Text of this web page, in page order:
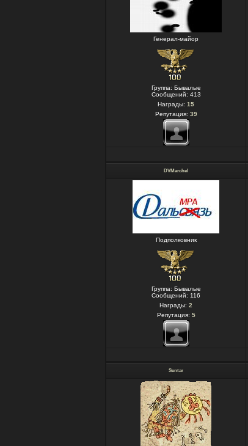
Генерал-майор
Группа: Бывалые
Сообщений: 413
Награды: 15
Репутация: 39
DVMarchel
Подполковник
Группа: Бывалые
Сообщений: 116
Награды: 2
Репутация: 5
Sentar